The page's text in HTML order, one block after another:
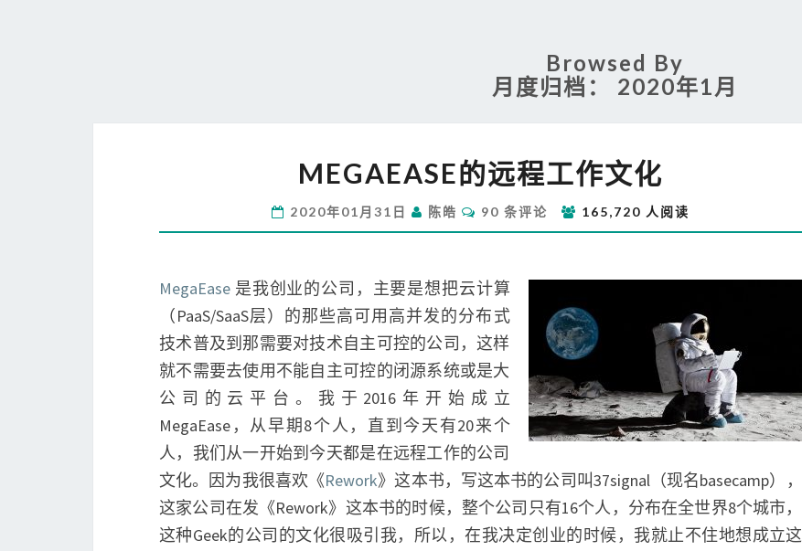
Browsed By
月度归档： 2020年1月
的
程
文
化
MEGAEASE的远程工作文化
2020年01月31日 陈皓
评
论
90 条评论 165,720 人阅读
MegaEase 是我创业的公司，主要是想把云计算
（PaaS/SaaS层）的那些高可用高并发的分布式
技术普及到那需要对技术自主可控的公司，这样
就不需要去使用不能自主可控的闭源系统或是大
公司的云平台。我于2016年开始成立
MegaEase，从早期8个人，直到今天有20来个
人，我们从一开始到今天都是在远程工作的公司
文化。因为我很喜欢《Rework》这本书，写这本书的公司叫37signal（现名basecamp），
这家公司在发《Rework》这本书的时候，整个公司只有16个人，分布在全世界8个城市，
这种Geek的公司的文化很吸引我，所以，在我决定创业的时候，我就止不住地想成立这